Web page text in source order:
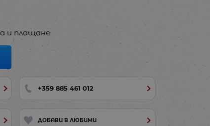
и плащане
+359 885 461 012
ДОБАВИ В ЛЮБИМИ